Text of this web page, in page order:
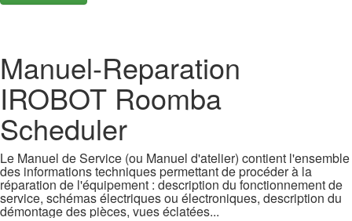
Manuel-Reparation
IROBOT Roomba
Scheduler
Le Manuel de Service (ou Manuel d'atelier) contient l'ensemble
des informations techniques permettant de procéder à la
réparation de l'équipement : description du fonctionnement de
service, schémas électriques ou électroniques, description du
démontage des pièces, vues éclatées...